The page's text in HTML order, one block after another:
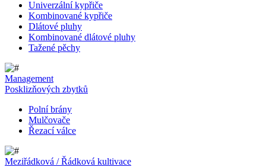
Univerzální kypřiče
Kombinované kypřiče
Dlátové pluhy
Kombinované dlátové pluhy
Tažené pěchy
Management
Posklizňových zbytků
Polní brány
Mulčovače
Řezací válce
Meziřádková / Řádková kultivace